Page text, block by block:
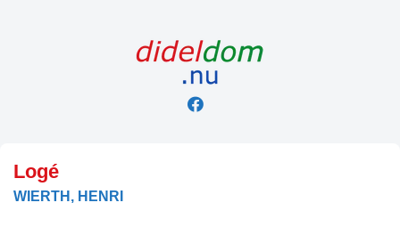
Logé
WIERTH, HENRI